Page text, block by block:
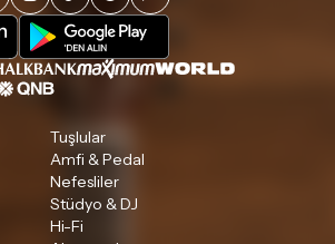
Tuşlular
Amfi & Pedal
Nefesliler
Stüdyo & DJ
Hi-Fi